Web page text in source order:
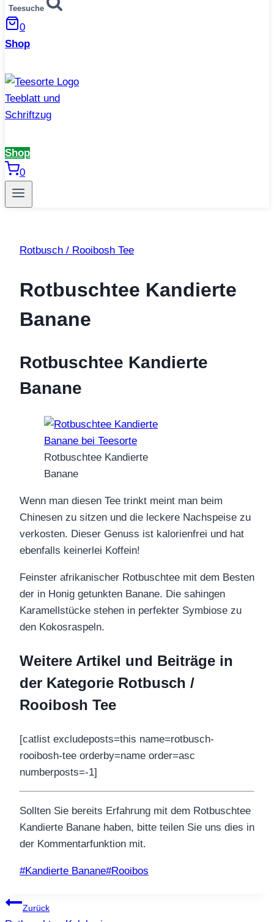
Teesuche
0
Shop
Shop
0
Rotbusch / Rooibosh Tee
Rotbuschtee Kandierte
Banane
Rotbuschtee Kandierte
Banane
Rotbuschtee Kandierte
Banane
Wenn man diesen Tee trinkt meint man beim
Chinesen zu sitzen und die leckere Nachspeise zu
verkosten. Dieser Genuss ist kalorienfrei und hat
ebenfalls keinerlei Koffein!
Feinster afrikanischer Rotbuschtee mit dem Besten
der in Honig getunkten Banane. Die sahingen
Karamellstücke stehen in perfekter Symbiose zu
den Kokosraspeln.
Weitere Artikel und Beiträge in
der Kategorie Rotbusch /
Rooibosh Tee
[catlist excludeposts=this name=rotbusch-
rooibosh-tee orderby=name order=asc
numberposts=-1]
Sollten Sie bereits Erfahrung mit dem Rotbuschtee
Kandierte Banane haben, bitte teilen Sie uns dies in
der Kommentarfunktion mit.
Schlagworte:
#Kandierte Banane#Rooibos
Beitragsnavigation
Zurück